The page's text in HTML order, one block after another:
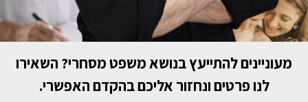
מעוניינים להתייעץ בנושא משפט מסחרי? השאירו
לנו פרטים ונחזור אליכם בהקדם האפשרי.